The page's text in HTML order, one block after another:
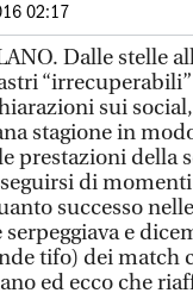
02:17
Dalle stelle
sui
stagione in
prestazioni della
di
successo
serpeggiava e
tifo) dei match
ed ecco che